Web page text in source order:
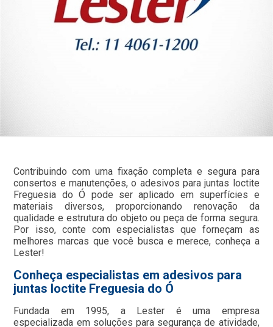
Contribuindo com uma fixação completa e segura para
consertos e manutenções, o adesivos para juntas loctite
Freguesia do Ó pode ser aplicado em superfícies e
materiais diversos, proporcionando renovação da
qualidade e estrutura do objeto ou peça de forma segura.
Por isso, conte com especialistas que forneçam as
melhores marcas que você busca e merece, conheça a
Lester!
Conheça especialistas em adesivos para
juntas loctite Freguesia do Ó
Fundada em 1995, a Lester é uma empresa
especializada em soluções para segurança de atividade,